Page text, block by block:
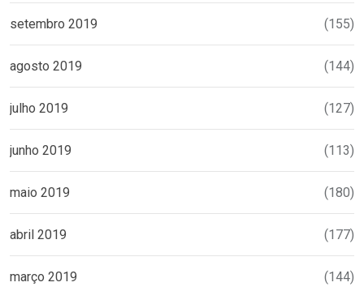
setembro 2019 (155)
agosto 2019 (144)
julho 2019 (127)
junho 2019 (113)
maio 2019 (180)
abril 2019 (177)
março 2019 (144)